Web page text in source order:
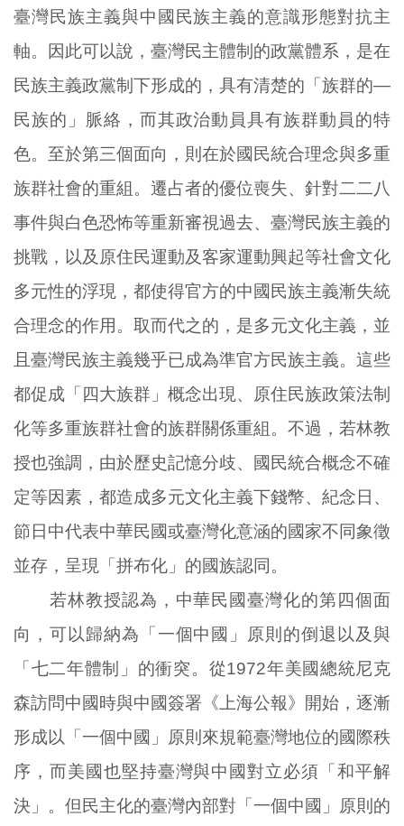
臺灣民族主義與中國民族主義的意識形態對抗主
軸。因此可以說，臺灣民主體制的政黨體系，是在
民族主義政黨制下形成的，具有清楚的「族群的―
民族的」脈絡，而其政治動員具有族群動員的特
色。至於第三個面向，則在於國民統合理念與多重
族群社會的重組。遷占者的優位喪失、針對二二八
事件與白色恐怖等重新審視過去、臺灣民族主義的
挑戰，以及原住民運動及客家運動興起等社會文化
多元性的浮現，都使得官方的中國民族主義漸失統
合理念的作用。取而代之的，是多元文化主義，並
且臺灣民族主義幾乎已成為準官方民族主義。這些
都促成「四大族群」概念出現、原住民族政策法制
化等多重族群社會的族群關係重組。不過，若林教
授也強調，由於歷史記憶分歧、國民統合概念不確
定等因素，都造成多元文化主義下錢幣、紀念日、
節日中代表中華民國或臺灣化意涵的國家不同象徵
並存，呈現「拼布化」的國族認同。
若林教授認為，中華民國臺灣化的第四個面
向，可以歸納為「一個中國」原則的倒退以及與
「七二年體制」的衝突。從1972年美國總統尼克
森訪問中國時與中國簽署《上海公報》開始，逐漸
形成以「一個中國」原則來規範臺灣地位的國際秩
序，而美國也堅持臺灣與中國對立必須「和平解
決」。但民主化的臺灣內部對「一個中國」原則的